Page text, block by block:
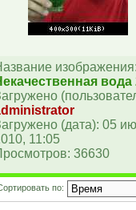
вода
(дата): 05
11:05
36630
по: